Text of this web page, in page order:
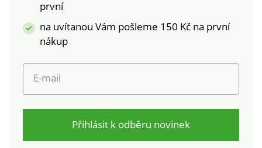
první
na uvítanou Vám pošleme 150 Kč na první
nákup
E-mail
Přihlásit k odběru novinek